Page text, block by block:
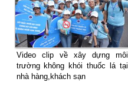
Video clip về xây dựng môi
trường không khói thuốc lá tại
nhà hàng,khách sạn